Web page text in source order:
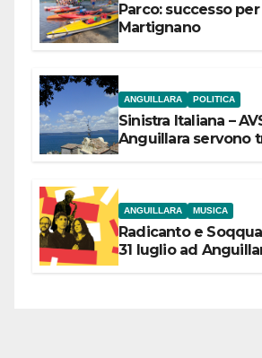
Parco: successo
Martignano
ANGUILLARA POLITICA
Sinistra Italiana –
Anguillara servono
ANGUILLARA MUSICA
Radicanto e
31 luglio ad